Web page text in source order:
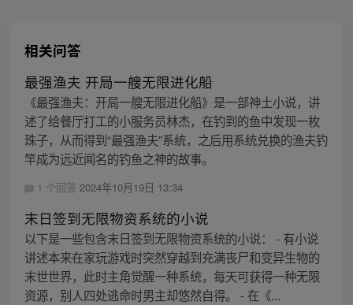
相关问答
最强渔夫 开局一艘无限进化船
《最强渔夫：开局一艘无限进化船》是一部神土小说，讲
述了给餐厅打工的小服务员林杰，在钓到的鱼中发现一枚
珠子，从而得到“最强渔夫”系统，之后用系统兑换的渔夫钓
竿成为远近闻名的钓鱼之神的故事。
1 个回答 2024年10月19日 13:34
末日签到无限物资系统的小说
以下是一些包含末日签到无限物资系统的小说： - 有小说
讲述本来在家玩游戏时突然穿越到充满丧尸和变异生物的
末世世界，此时主角觉醒一种系统，每天可获得一种无限
资源，别人四处逃命时男主却悠然自得。 - 在《...